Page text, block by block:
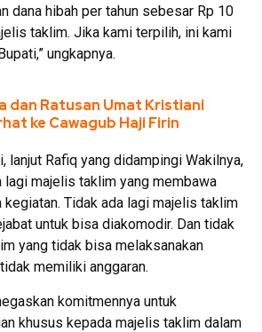
dana hibah per tahun sebesar Rp 10
taklim. Jika kami terpilih, ini kami
ungkapnya.
dan Ratusan Umat Kristiani
ke Cawagub Haji Firin
lanjut Rafiq yang didampingi Wakilnya,
lagi majelis taklim yang membawa
Tidak ada lagi majelis taklim
untuk bisa diakomodir. Dan tidak
yang tidak bisa melaksanakan
memiliki anggaran.
komitmennya untuk
khusus kepada majelis taklim dalam